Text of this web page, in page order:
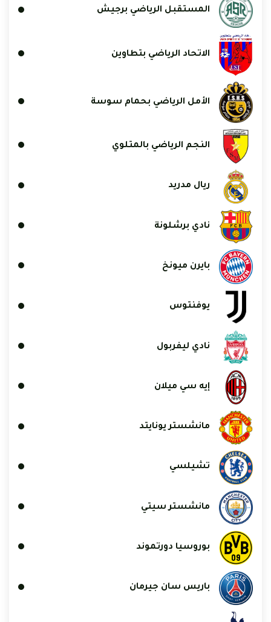
المستقبل الرياضي برجيش
الاتحاد الرياضي بتطاوين
الأمل الرياضي بحمام سوسة
النجم الرياضي بالمتلوي
ريال مدريد
نادي برشلونة
بايرن ميونخ
يوفنتوس
نادي ليفربول
إيه سي ميلان
مانشستر يونايتد
تشيلسي
مانشستر سيتي
بوروسيا دورتموند
باريس سان جيرمان